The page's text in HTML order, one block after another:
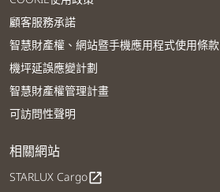
顧客服務承諾
智慧財產權、網站暨手機應用程式使用條款
機坪延誤應變計劃
智慧財產權管理計畫
可訪問性聲明
相關網站
STARLUX Cargoopen_in_new